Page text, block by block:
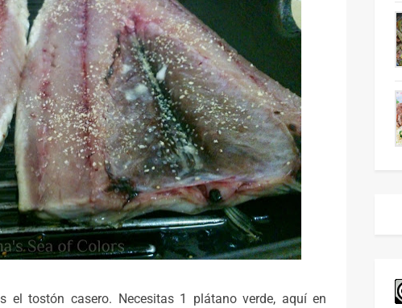
el tostón casero. Necesitas 1 plátano verde, aquí en